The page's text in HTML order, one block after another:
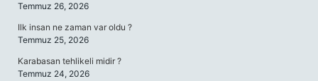
Temmuz 26, 2026
Ilk insan ne zaman var oldu ?
Temmuz 25, 2026
Karabasan tehlikeli midir ?
Temmuz 24, 2026